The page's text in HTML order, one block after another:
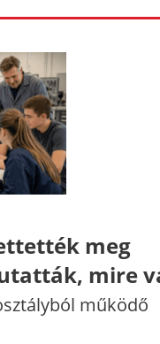
meg
mire
működő